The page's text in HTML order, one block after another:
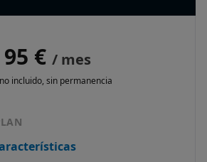
95 € / mes
incluido, sin permanencia